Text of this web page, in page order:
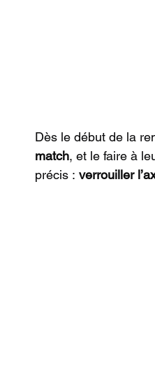
Dès le début de la
match, et le faire à
précis : verrouiller